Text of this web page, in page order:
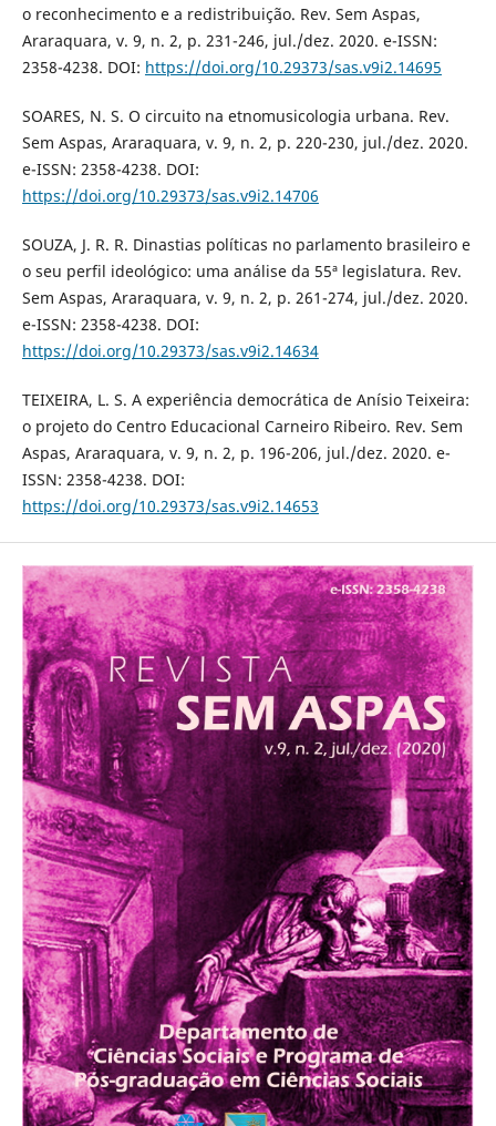
o reconhecimento e a redistribuição. Rev. Sem Aspas,
Araraquara, v. 9, n. 2, p. 231-246, jul./dez. 2020. e-ISSN:
2358-4238. DOI: https://doi.org/10.29373/sas.v9i2.14695
SOARES, N. S. O circuito na etnomusicologia urbana. Rev.
Sem Aspas, Araraquara, v. 9, n. 2, p. 220-230, jul./dez. 2020.
e-ISSN: 2358-4238. DOI:
https://doi.org/10.29373/sas.v9i2.14706
SOUZA, J. R. R. Dinastias políticas no parlamento brasileiro e
o seu perfil ideológico: uma análise da 55ª legislatura. Rev.
Sem Aspas, Araraquara, v. 9, n. 2, p. 261-274, jul./dez. 2020.
e-ISSN: 2358-4238. DOI:
https://doi.org/10.29373/sas.v9i2.14634
TEIXEIRA, L. S. A experiência democrática de Anísio Teixeira:
o projeto do Centro Educacional Carneiro Ribeiro. Rev. Sem
Aspas, Araraquara, v. 9, n. 2, p. 196-206, jul./dez. 2020. e-
ISSN: 2358-4238. DOI:
https://doi.org/10.29373/sas.v9i2.14653